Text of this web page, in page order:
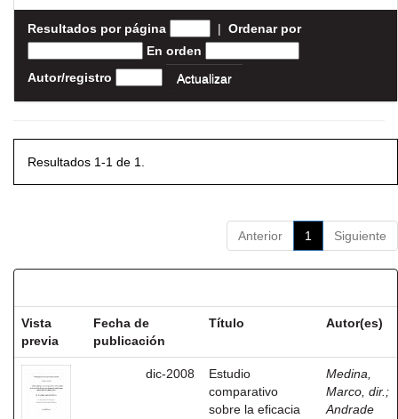
Resultados por página | Ordenar por
En orden
Autor/registro
Resultados 1-1 de 1.
Anterior 1 Siguiente
Vista
previa
Fecha de
publicación
Título Autor(es)
dic-2008
Estudio
comparativo
sobre la eficacia
Medina,
Marco, dir. ;
Andrade